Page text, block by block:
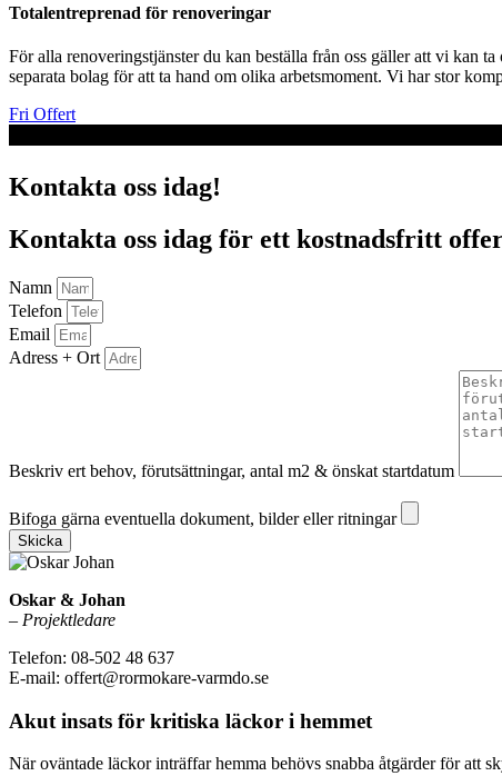
Totalentreprenad för renoveringar
För alla renoveringstjänster du kan beställa från oss gäller att vi kan
separata bolag för att ta hand om olika arbetsmoment. Vi har stor
Fri Offert
Kontakta oss idag!
Kontakta oss idag för ett kostnadsfritt
Namn
Telefon
Email
Adress + Ort
Beskriv ert behov, förutsättningar, antal m2 & önskat startdatum
Bifoga gärna eventuella dokument, bilder eller ritningar
Skicka
Oskar & Johan
– Projektledare
Telefon: 08-502 48 637
E-mail: offert@rormokare-varmdo.se
Akut insats för kritiska läckor i hemmet
När oväntade läckor inträffar hemma behövs snabba åtgärder för att